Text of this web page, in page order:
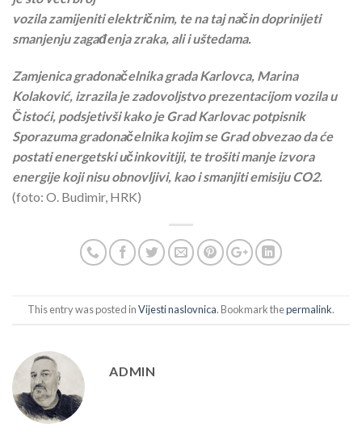
vozila zamijeniti električnim, te na taj način doprinijeti
smanjenju zagađenja zraka, ali i uštedama.
Zamjenica gradonačelnika grada Karlovca, Marina
Kolaković, izrazila je zadovoljstvo prezentacijom vozila u
Čistoći, podsjetivši kako je Grad Karlovac potpisnik
Sporazuma gradonačelnika kojim se Grad obvezao da će
postati energetski učinkovitiji, te trošiti manje izvora
energije koji nisu obnovljivi, kao i smanjiti emisiju CO2.
(foto: O. Budimir, HRK)
This entry was posted inVijesti naslovnica. Bookmark thepermalink.
ADMIN